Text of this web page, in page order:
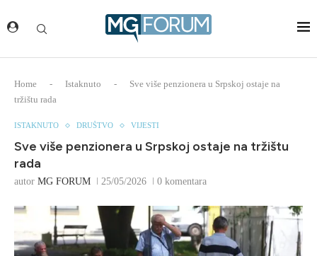
Home - Istaknuto -
Sve više penzionera u Srpskoj ostaje na
tržištu rada
ISTAKNUTO DRUŠTVO VIJESTI
Sve više penzionera u Srpskoj ostaje na tržištu
rada
autor MG FORUM 25/05/2026 0 komentara